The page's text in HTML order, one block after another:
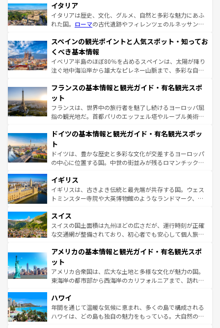
イタリア
イタリアは歴史、文化、グルメ、自然と多彩な魅力にあふ
れた国。 ローマの古代遺跡やフィレンツェのルネッサンス
ろん、トスカーナの美しい田園風景やアマルフィ海岸の絶
景など、自然景観も見逃せない。観光の合間には、本場の
ピザやパスタなど、絶品のイタリア料理を堪能することも
できる。朝目覚めてから夜眠るまで、すべての瞬間を楽し
なお、新着のイタリア情報はコンテンツ一覧を参照してほ
しい。
スペインの観光ポイントと人気スポット・知ってお
くべき基本情報
イベリア半島のほぼ80％を占めるスペインは、太陽が降り
注ぐ地中海沿岸から雄大なピレネー山脈まで、多彩な自然
文化が根付くこの国では、情熱的なフラメンコ、熱気あふ
れる闘牛、そして美味しいタパスが生活の一部となってい
る。首都マドリードの洗練された雰囲気や、バルセロナの
アートに溢れた街角から、地方では古代ローマ遺跡や中世
せる。地方によって風土や気候が異なるスペインはその個
ンテンツ一覧 を参照してほしい。
フランスの基本情報と観光ガイド・有名観光スポ
ット
フランスは、世界中の旅行者を魅了し続けるヨーロッパ屈
指の観光地だ。首都パリのエッフェル塔やルーブル美術館
で、幅広い魅力が詰まっている。華麗な宮殿、歴史的な大
聖堂、美しいビーチ、そして豊かな自然が、訪れる者を心
から魅了する。また、フランスは美食の国としても知ら
れ、フランス料理はユネスコ無形文化遺産にも登録されて
香り高いラベンダー畑など、多彩な楽しみ方が可能だ。さ
らに、パリ以外の地域にも魅力が溢れており、どの街角に
も豊かな歴史と文化が息づいている。パリ以外の個性あふ
を参照してほしい。
ドイツの基本情報と観光ガイド・有名観光スポッ
ト
ドイツは、豊かな歴史と多彩な文化が交差するヨーロッパ
の中心に位置する国。中世の街並みが残るロマンチック街
顔を持つこの国は、どこを歩いても飽きることがない。ベ
ルリンの文化的活気、バイエルン州のアルプスの絶景、そ
してライン川沿いのワイン畑といった風景は必見。ビール
は、お酒好きな人にはぜひ体験してほしい。 なお、新着の
ドイツ情報はコンテンツ一覧を参照してほしい。
イギリス
イギリスは、古きよき伝統と最先端が共存する国。ウェス
トミンスター寺院や大英博物館のようなランドマーク、歴
リアごとに異なる魅力がある。また、優雅なアフタヌーン
ティー、ビール好きにはたまらない英国パブ、サッカー観
戦など、本場だからこそできる体験も豊富。イギリスを旅
ンツ一覧を参照してほしい。
スイス
スイスの国土面積は九州ほどの広さだが、運行時刻が正確
な交通網が整備されており、初心者でも安心して個人旅行
の建物がそのまま残る町や、スイスならではのユニークな
博物館もあり、アルプス観光だけでなく町歩きも満喫する
ことができる。国民の所得が高いため物価も高いが、旅行
者向けの交通パス提供のサービスもあり、うまく活用すれ
着のスイス情報は
アメリカの基本情報と観光ガイド・有名観光スポ
ット
アメリカ合衆国は、広大な土地と多様な文化が魅力の国。
東海岸の都市部から西海岸のカリフォルニアまで、訪れる
のような巨大都市は、観光、ショッピング、エンターテイ
ンメントが詰まった刺激的なスポットだ。一方、アメリカ
西部には大自然が広がり、グランドキャニオンやイエロー
ハワイ
年間を通じて温暖な気候に恵まれ、多くの島で構成される
ハワイは、どの島も独自の魅力をもっている。大自然の神